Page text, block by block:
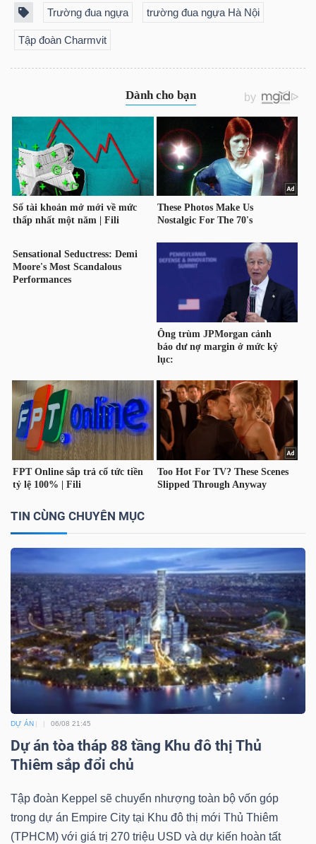
Trường đua ngựa trường đua ngựa Hà Nội
Tập đoàn Charmvit
TIN CÙNG CHUYÊN MỤC
DỰ ÁN 06/08 21:45
Dự án tòa tháp 88 tầng Khu đô thị Thủ
Thiêm sắp đổi chủ
Tập đoàn Keppel sẽ chuyển nhượng toàn bộ vốn góp
trong dự án Empire City tại Khu đô thị mới Thủ Thiêm
(TPHCM) với giá trị 270 triệu USD và dự kiến hoàn tất
THIẾT
YẾU
SÓC
SỨC
TÀI
CHÍNH
CÔNG
NGHỆ
THÔNG
TIN
DỊCH
VỤ
TRUYỀN
ÍCH